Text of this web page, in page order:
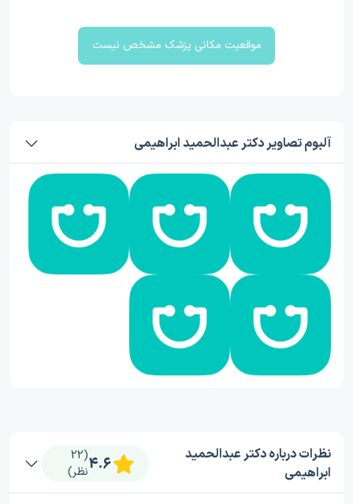
موقعیت مکانی پزشک مشخص نیست
آلبوم تصاویر دکتر عبدالحمید ابراهیمی
نظرات درباره دکتر عبدالحمید
ابراهیمی
(22
نظر)4.6